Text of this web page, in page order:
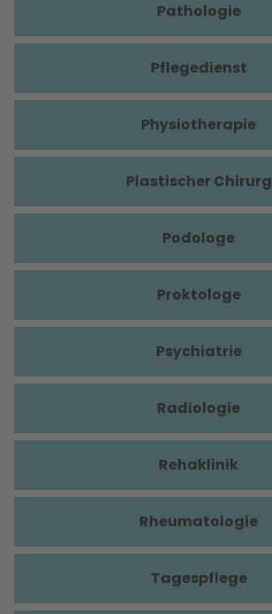
Pathologie
Pflegedienst
Physiotherapie
Plastischer Chirurg
Podologe
Proktologe
Psychiatrie
Radiologie
Rehaklinik
Rheumatologie
Tagespflege